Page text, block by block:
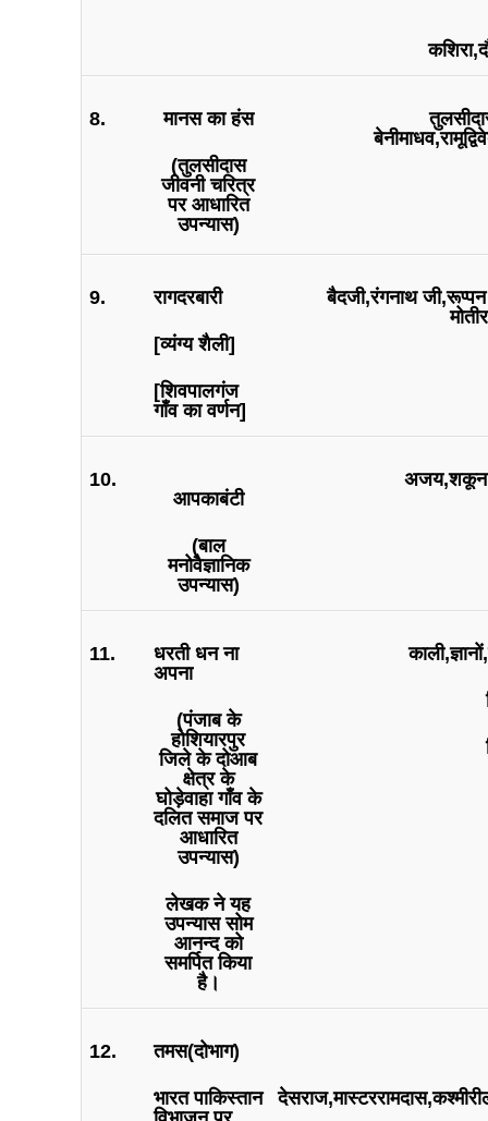
8. मानस का हंस
(तुलसीदास
जीवनी चरित्र
पर आधारित
उपन्यास)
9. रागदरबारी
[व्यंग्य शैली]
[शिवपालगंज
गाँव का वर्णन]
बैदजी,रंगनाथ जी,रूप्पन
10.
आपकाबंटी
(बाल
मनोवैज्ञानिक
उपन्यास)
11.
धरती धन ना
अपना
(पंजाब के
होशियारपुर
जिले के दोआब
क्षेत्र के
घोड़ेवाहा गाँव के
दलित समाज पर
आधारित
उपन्यास)
लेखक ने यह
उपन्यास सोम
आनन्द को
समर्पित किया
है।
12. तमस(दोभाग)
भारत पाकिस्तान